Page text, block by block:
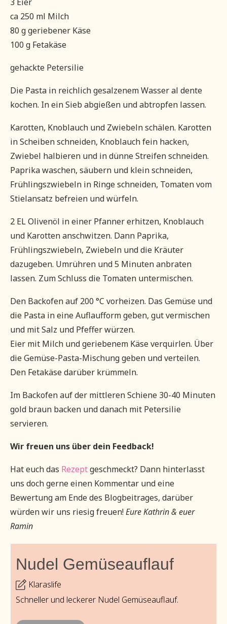
ca 250 ml Milch
80 g geriebener Käse
100 g Fetakäse
gehackte Petersilie
Die Pasta in reichlich gesalzenem Wasser al dente
kochen. In ein Sieb abgießen und abtropfen lassen.
Karotten, Knoblauch und Zwiebeln schälen. Karotten
in Scheiben schneiden, Knoblauch fein hacken,
Zwiebel halbieren und in dünne Streifen schneiden.
Paprika waschen, säubern und klein schneiden,
Frühlingszwiebeln in Ringe schneiden, Tomaten vom
Stielansatz befreien und würfeln.
2 EL Olivenöl in einer Pfanner erhitzen, Knoblauch
und Karotten anschwitzen. Dann Paprika,
Frühlingszwiebeln, Zwiebeln und die Kräuter
dazugeben. Umrühren und 5 Minuten anbraten
lassen. Zum Schluss die Tomaten untermischen.
Den Backofen auf 200 °C vorheizen. Das Gemüse und
die Pasta in eine Auflaufform geben, gut vermischen
und mit Salz und Pfeffer würzen.
Eier mit Milch und geriebenem Käse verquirlen. Über
die Gemüse-Pasta-Mischung geben und verteilen.
Den Fetakäse darüber krümmeln.
Im Backofen auf der mittleren Schiene 30-40 Minuten
gold braun backen und danach mit Petersilie
servieren.
Wir freuen uns über dein Feedback!
Hat euch das Rezeptgeschmeckt? Dann hinterlasst
uns doch gerne einen Kommentar und eine
Bewertung am Ende des Blogbeitrages, darüber
würden wir uns riesig freuen!Eure Kathrin & euer
Ramin
Nudel Gemüseauflauf
Klaraslife
Schneller und leckerer Nudel Gemüseauflauf.